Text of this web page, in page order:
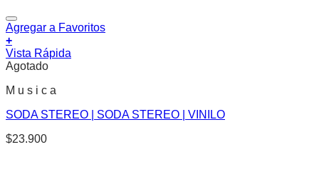
Agregar a Favoritos
+
Vista Rápida
Agotado
M u s i c a
SODA STEREO | SODA STEREO | VINILO
$23.900